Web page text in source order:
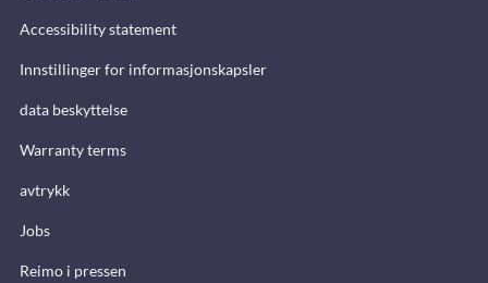
Accessibility statement
Innstillinger for informasjonskapsler
data beskyttelse
Warranty terms
avtrykk
Jobs
Reimo i pressen